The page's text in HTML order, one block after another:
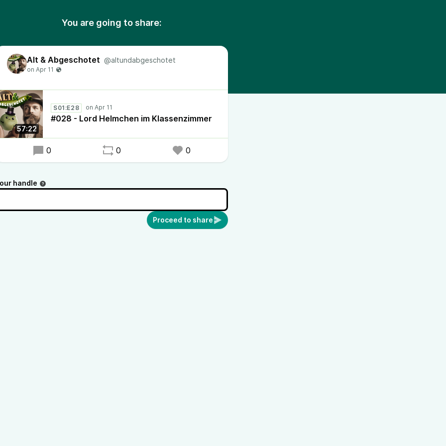
You are going to share:
Alt & Abgeschotet @altundabgeschotet
57:22
S01:E28
#028 - Lord Helmchen im Klassenzimmer
0 0 0
handle
Proceed to share